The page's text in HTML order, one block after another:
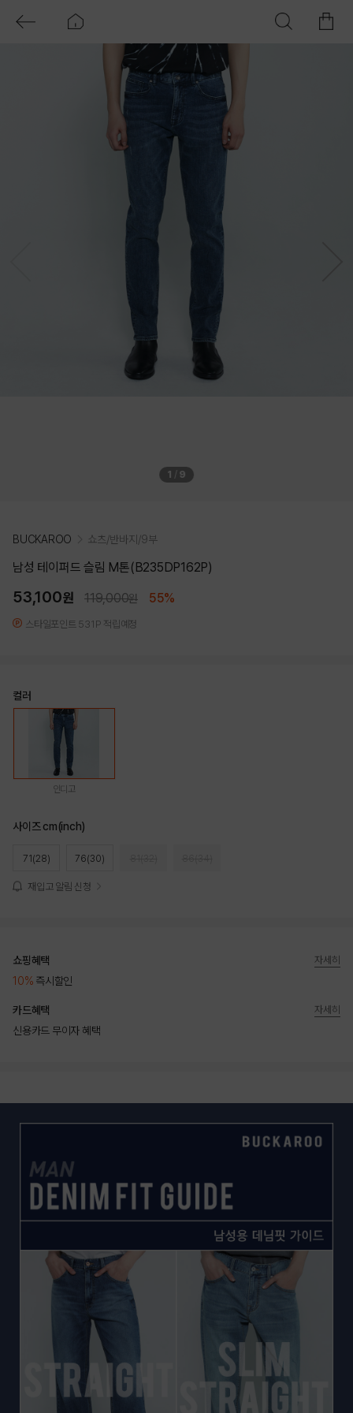
1 / 9
BUCKAROO 쇼츠/반바지/9부
남성 테이퍼드 슬림 M톤(B235DP162P)
53,100원 119,000원 55%
스타일포인트 531P 적립예정
컬러
인디고
사이즈 cm(inch)
71(28) 76(30)
재입고 알림 신청
쇼핑혜택
10% 즉시할인
자세히
카드혜택
신용카드 무이자 혜택
자세히